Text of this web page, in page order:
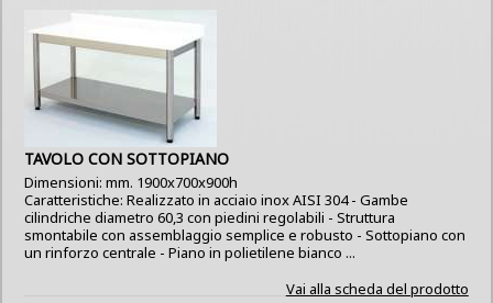
TAVOLO CON SOTTOPIANO
Dimensioni: mm. 1900x700x900h
Caratteristiche: Realizzato in acciaio inox AISI 304 - Gambe
cilindriche diametro 60,3 con piedini regolabili - Struttura
smontabile con assemblaggio semplice e robusto - Sottopiano con
un rinforzo centrale - Piano in polietilene bianco ...
Vai alla scheda del prodotto